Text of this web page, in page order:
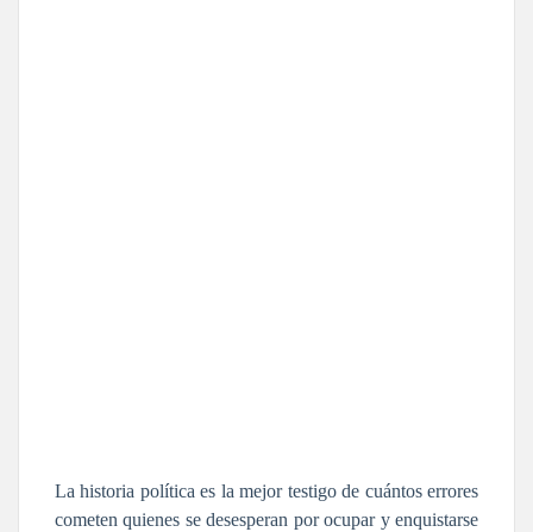
La historia política es la mejor testigo de cuántos errores
cometen quienes se desesperan por ocupar y enquistarse